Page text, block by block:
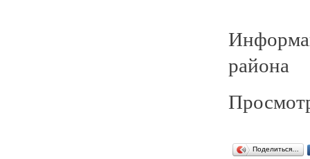
района
Поделиться…